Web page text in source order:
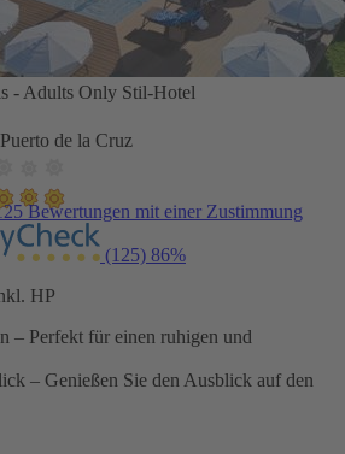
- Adults Only Stil-Hotel
de la Cruz
Bewertungen mit einer Zustimmung
(125) 86%
HP
– Perfekt für einen ruhigen und
– Genießen Sie den Ausblick auf den